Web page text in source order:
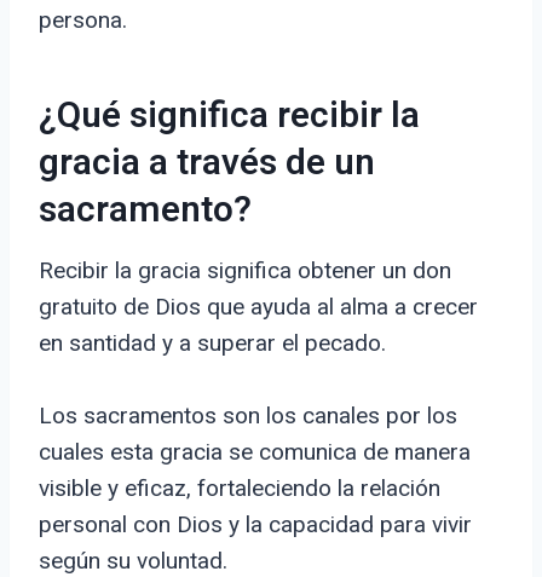
persona.
¿Qué significa recibir la
gracia a través de un
sacramento?
Recibir la gracia significa obtener un don
gratuito de Dios que ayuda al alma a crecer
en santidad y a superar el pecado.
Los sacramentos son los canales por los
cuales esta gracia se comunica de manera
visible y eficaz, fortaleciendo la relación
personal con Dios y la capacidad para vivir
según su voluntad.